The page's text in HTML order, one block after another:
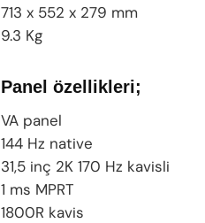
713 x 552 x 279 mm
9.3 Kg
Panel özellikleri;
VA panel
144 Hz native
31,5 inç 2K 170 Hz kavisli
1 ms MPRT
1800R kavis